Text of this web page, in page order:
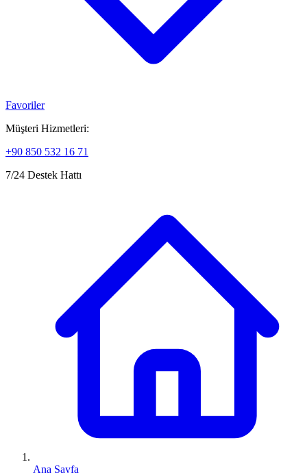
Favoriler
Müşteri Hizmetleri:
+90 850 532 16 71
7/24 Destek Hattı
Ana Sayfa